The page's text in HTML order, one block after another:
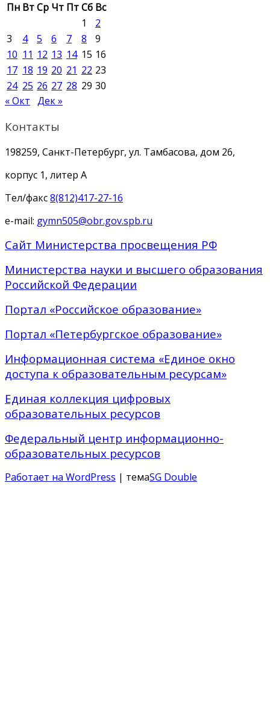
Пн ВтСр Чт ПтСб Вс
1
2
3
4 5 6 7 8
9
10 11 12 13 14 15 16
17 18 19 20 21 22 23
24 25 26 27 28 29 30
« Окт Дек »
Контакты
198259, Санкт-Петербург, ул. Тамбасова, дом 26,
корпус 1, литер А
Тел/факс8(812)417-27-16
e-mail: gymn505@obr.gov.spb.ru
Сайт Министерства просвещения РФ
Министерства науки и высшего образования
Российской Федерации
Портал «Российское образование»
Портал «Петербургское образование»
Информационная система «Единое окно
доступа к образовательным ресурсам»
Единая коллекция цифровых
образовательных ресурсов
Федеральный центр информационно-
образовательных ресурсов
Работает на WordPress | темаSG Double